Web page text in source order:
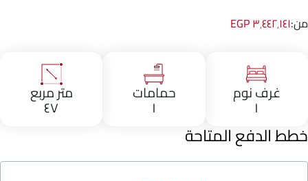
من:٣٬٤٤٢٬١٤١ EGP
غرف نوم
١
حمامات
١
متر مربع
٤٧
خطط الدفع المتاحة